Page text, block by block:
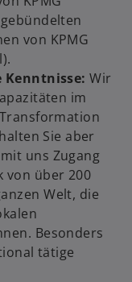
von KPMG
Kenntnisse: Wir
im
Sie aber
uns Zugang
von über 200
Welt, die
Besonders
tätige